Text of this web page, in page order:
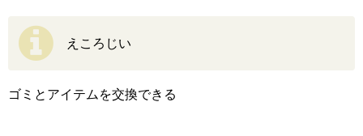
えころじい
ゴミとアイテムを交換できる